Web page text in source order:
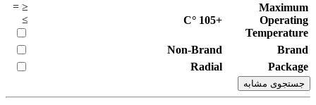
Maximum
Operating
Temperature
+105
°C
≤
=
≥
Brand
Non-Brand
Package
Radial
جستجوی مشابه